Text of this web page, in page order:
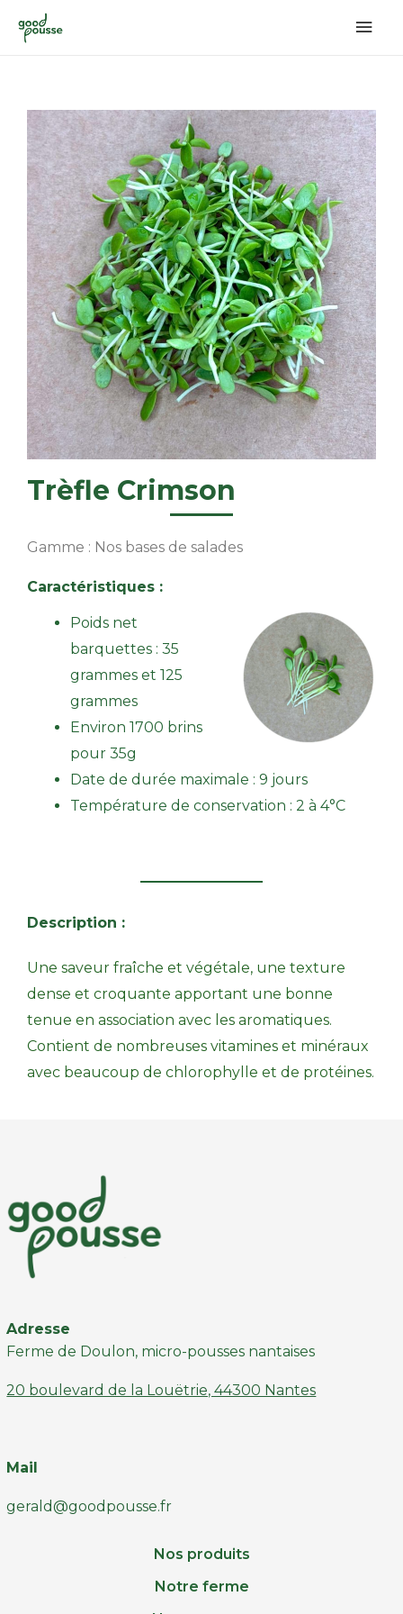
Trèfle Crimson
Gamme : Nos bases de salades
Caractéristiques :
Poids net
barquettes : 35
grammes et 125
grammes
Environ 1700 brins
pour 35g
Date de durée maximale : 9 jours
Température de conservation : 2 à 4°C
Description :
Une saveur fraîche et végétale, une texture
dense et croquante apportant une bonne
tenue en association avec les aromatiques.
Contient de nombreuses vitamines et minéraux
avec beaucoup de chlorophylle et de protéines.
Adresse
Ferme de Doulon, micro-pousses nantaises
20 boulevard de la Louëtrie, 44300 Nantes
Mail
gerald@goodpousse.fr
Nos produits
Notre ferme